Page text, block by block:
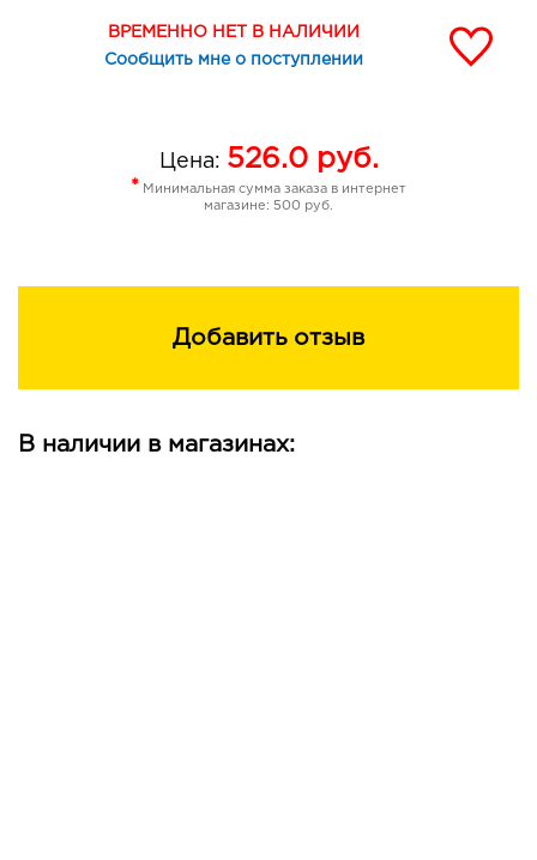
ВРЕМЕННО НЕТ В НАЛИЧИИ
Сообщить мне о поступлении
Цена: 526.0руб.
* Минимальная сумма заказа в интернет
магазине: 500 руб.
Добавить отзыв
В наличии в магазинах: